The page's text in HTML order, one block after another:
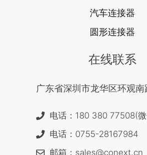
汽车连接器
圆形连接器
在线联系
广东省深圳市龙华区环观
电话：180 380 77508(
电话：0755-28167984
邮箱：sales@conext.cn